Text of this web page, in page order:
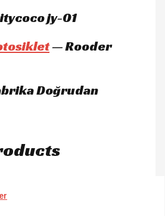
jy-01
— Rooder
Doğrudan